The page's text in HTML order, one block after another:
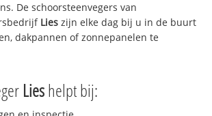
De schoorsteenvegers van
Lies zijn elke dag bij u in de buurt
dakpannen of zonnepanelen te
Lieshelpt bij: